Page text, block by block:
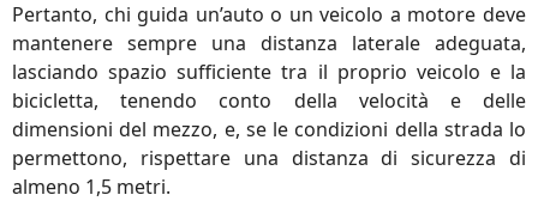
Pertanto, chi guida un’auto o un veicolo a motore deve
mantenere sempre una distanza laterale adeguata,
lasciando spazio sufficiente tra il proprio veicolo e la
bicicletta, tenendo conto della velocità e delle
dimensioni del mezzo, e, se le condizioni della strada lo
permettono, rispettare una distanza di sicurezza di
almeno 1,5 metri.